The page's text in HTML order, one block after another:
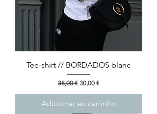
Tee-shirt // BORDADOS blanc
Preço normal
38,00 € Preço promocional
30,00 €
Adicionar ao carrinho